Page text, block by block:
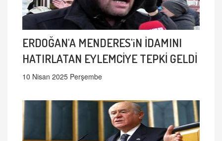
ERDOĞAN'A MENDERES'iN İDAMINI
HATIRLATAN EYLEMCİYE TEPKİ GELDİ
10 Nisan 2025 Perşembe